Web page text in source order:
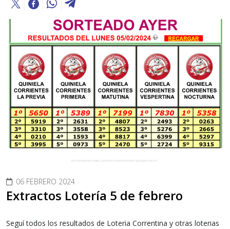
06 FEBRERO 2024
Extractos Lotería 5 de febrero
Seguí todos los resultados de Loteria Correntina y otras loterias